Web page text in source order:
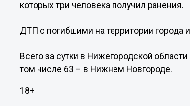
которых три человека получил ранения.
ДТП с погибшими на территории города
Всего за сутки в Нижегородской
том числе 63 – в Нижнем Новгороде.
18+